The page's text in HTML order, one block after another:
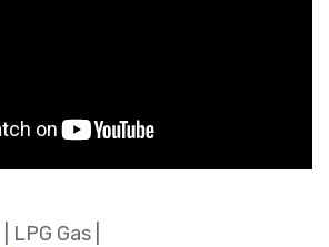
LPG Gas